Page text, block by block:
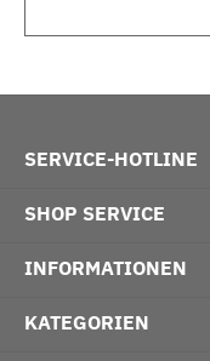
SERVICE-HOTLINE
SHOP SERVICE
INFORMATIONEN
KATEGORIEN